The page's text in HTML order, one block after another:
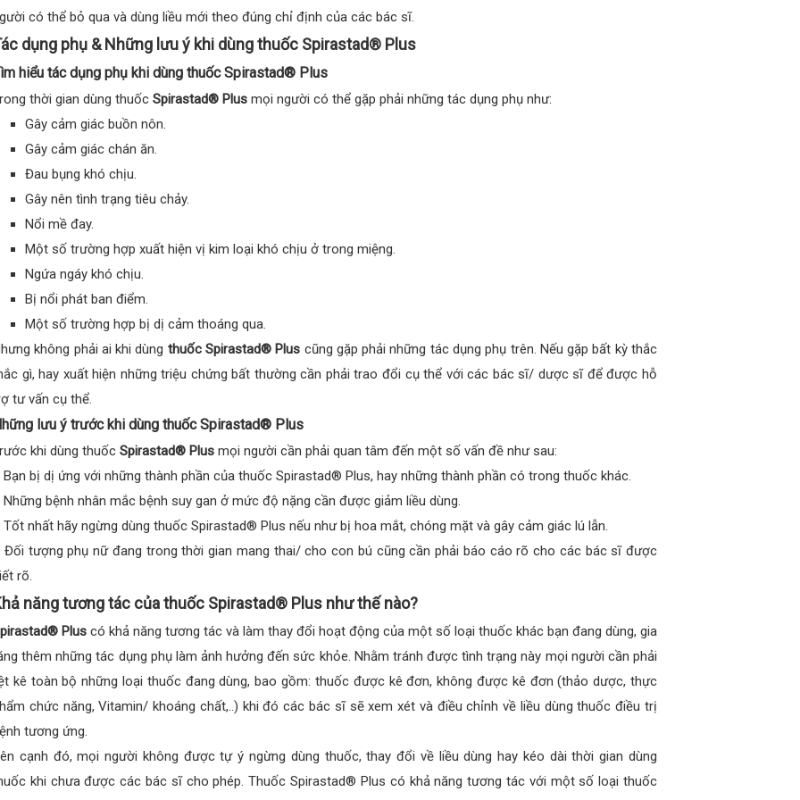
có thể bỏ qua và dùng liều mới theo đúng chỉ định của các bác sĩ.
dụng phụ & Những lưu ý khi dùng thuốc Spirastad® Plus
hiểu tác dụng phụ khi dùng thuốc Spirastad® Plus
thời gian dùng thuốc Spirastad® Plus mọi người có thể gặp phải những tác dụng phụ như:
Gây cảm giác buồn nôn.
Gây cảm giác chán ăn.
Đau bụng khó chịu.
Gây nên tình trạng tiêu chảy.
Nổi mề đay.
Một số trường hợp xuất hiện vị kim loại khó chịu ở trong miệng.
Ngứa ngáy khó chịu.
Bị nổi phát ban điểm.
Một số trường hợp bị dị cảm thoáng qua.
không phải ai khi dùng thuốc Spirastad® Plus cũng gặp phải những tác dụng phụ trên. Nếu gặp bất kỳ thắc
gì, hay xuất hiện những triệu chứng bất thường cần phải trao đổi cụ thể với các bác sĩ/ dược sĩ để được hỗ
tư vấn cụ thể.
lưu ý trước khi dùng thuốc Spirastad® Plus
khi dùng thuốc Spirastad® Plus mọi người cần phải quan tâm đến một số vấn đề như sau:
Bạn bị dị ứng với những thành phần của thuốc Spirastad® Plus, hay những thành phần có trong thuốc khác.
Những bệnh nhân mắc bệnh suy gan ở mức độ nặng cần được giảm liều dùng.
Tốt nhất hãy ngừng dùng thuốc Spirastad® Plus nếu như bị hoa mắt, chóng mặt và gây cảm giác lú lẫn.
Đối tượng phụ nữ đang trong thời gian mang thai/ cho con bú cũng cần phải báo cáo rõ cho các bác sĩ được
rõ.
năng tương tác của thuốc Spirastad® Plus như thế nào?
Plus có khả năng tương tác và làm thay đổi hoạt động của một số loại thuốc khác bạn đang dùng, gia
thêm những tác dụng phụ làm ảnh hưởng đến sức khỏe. Nhằm tránh được tình trạng này mọi người cần phải
kê toàn bộ những loại thuốc đang dùng, bao gồm: thuốc được kê đơn, không được kê đơn (thảo dược, thực
chức năng, Vitamin/ khoáng chất,..) khi đó các bác sĩ sẽ xem xét và điều chỉnh về liều dùng thuốc điều trị
tương ứng.
cạnh đó, mọi người không được tự ý ngừng dùng thuốc, thay đổi về liều dùng hay kéo dài thời gian dùng
khi chưa được các bác sĩ cho phép. Thuốc Spirastad® Plus có khả năng tương tác với một số loại thuốc